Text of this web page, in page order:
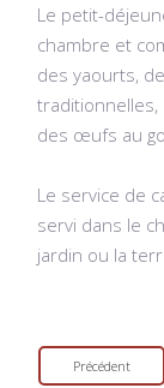
Le petit-
chambre et
des yaourts,
traditionnelles,
des œufs au
Le service de
servi dans le
jardin ou la
Précédent